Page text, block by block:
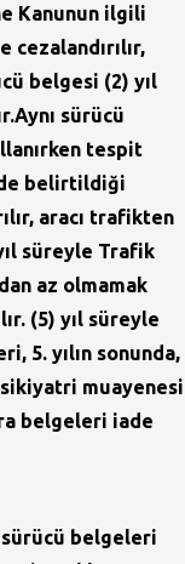
Kanunun ilgili
cezalandırılır,
belgesi (2) yıl
sürücü
tespit
belirtildiği
aracı trafikten
süreyle Trafik
az olmamak
(5) yıl süreyle
5. yılın sonunda,
muayenesi
belgeleri iade
belgeleri